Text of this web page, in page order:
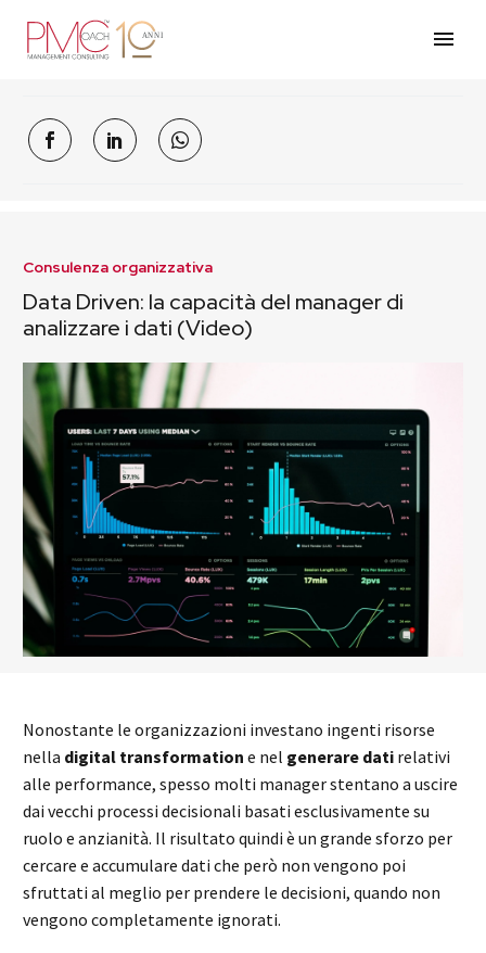
Consulenza organizzativa
Data Driven: la capacità del manager di
analizzare i dati (Video)
Nonostante le organizzazioni investano ingenti risorse
nella digital transformation e nel generare dati relativi
alle performance, spesso molti manager stentano a uscire
dai vecchi processi decisionali basati esclusivamente su
ruolo e anzianità. Il risultato quindi è un grande sforzo per
cercare e accumulare dati che però non vengono poi
sfruttati al meglio per prendere le decisioni, quando non
vengono completamente ignorati.